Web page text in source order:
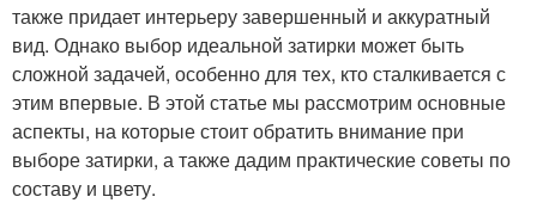
также придает интерьеру завершенный и аккуратный
вид. Однако выбор идеальной затирки может быть
сложной задачей, особенно для тех, кто сталкивается с
этим впервые. В этой статье мы рассмотрим основные
аспекты, на которые стоит обратить внимание при
выборе затирки, а также дадим практические советы по
составу и цвету.